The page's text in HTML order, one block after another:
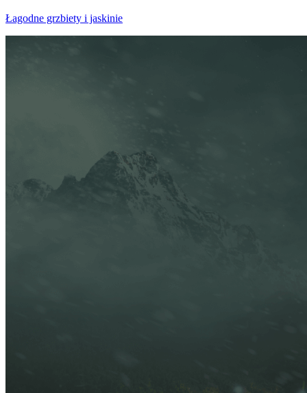
Łagodne grzbiety i jaskinie